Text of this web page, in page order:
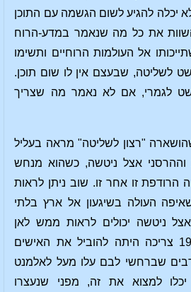
יכלה להגיע לשום הגשמה עם התוכן
את כל מה שנאמר במדע-הרוח
אל העולמות הרוחיים ותשימו
לשליטה, שבעצם אין לו שום תוכן.
לגמרי, אם לא נאמר מה שצריך
"רצון לשליטה" מראה בעליל
אצל ניטשה, כשהוא מנחש
זו אחר זו. שוב ניתן לראות
העולה בשיגעון אל ארץ בלתי
אצל ניטשה יכולים לראות ממש לאן
התרבות של המאה ה-19 צריכה היתה להוביל את האישים
שברחשי לבם עלו מעל לאלמנט
למצוא את זה, מפני שנעצרו